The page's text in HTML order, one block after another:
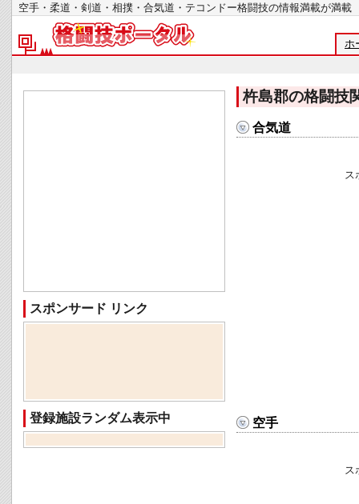
空手・柔道・剣道・相撲・合気道・テコンドー格闘技の情報満載が
ホ
杵島郡の格闘技
合気道
ス
空手
ス
スポンサード リンク
登録施設ランダム表示中